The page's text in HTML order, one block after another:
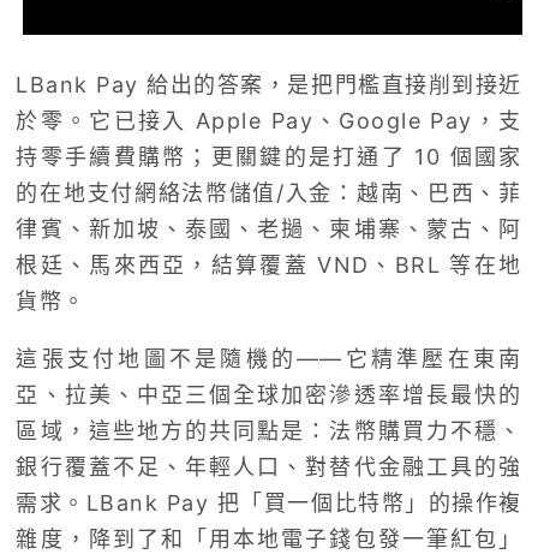
LBank Pay 給出的答案，是把門檻直接削到接近
於零。它已接入 Apple Pay、Google Pay，支
持零手續費購幣；更關鍵的是打通了 10 個國家
的在地支付網絡法幣儲值/入金：越南、巴西、菲
律賓、新加坡、泰國、老撾、柬埔寨、蒙古、阿
根廷、馬來西亞，結算覆蓋 VND、BRL 等在地
貨幣。
這張支付地圖不是隨機的——它精準壓在東南
亞、拉美、中亞三個全球加密滲透率增長最快的
區域，這些地方的共同點是：法幣購買力不穩、
銀行覆蓋不足、年輕人口、對替代金融工具的強
需求。LBank Pay 把「買一個比特幣」的操作複
雜度，降到了和「用本地電子錢包發一筆紅包」